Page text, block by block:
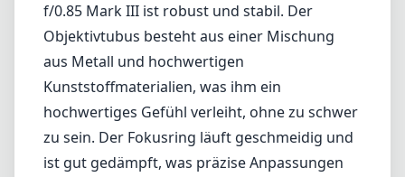
f/0.85 Mark III ist robust und stabil. Der
Objektivtubus besteht aus einer Mischung
aus Metall und hochwertigen
Kunststoffmaterialien, was ihm ein
hochwertiges Gefühl verleiht, ohne zu schwer
zu sein. Der Fokusring läuft geschmeidig und
ist gut gedämpft, was präzise Anpassungen